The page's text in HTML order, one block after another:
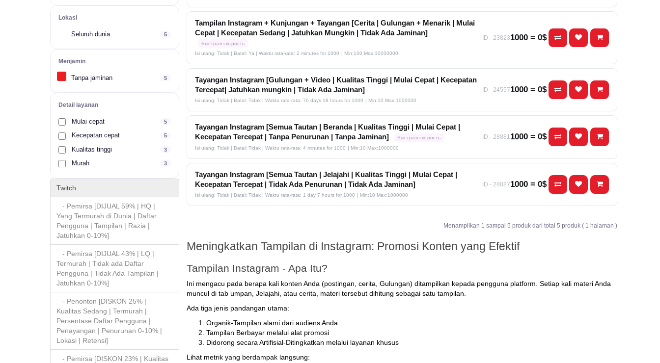
Lokasi
Seluruh dunia 5
Menjamin
Tanpa jaminan 5
Detail layanan
Mulai cepat 5
Kecepatan cepat 5
Kualitas tinggi 3
Murah 3
Twitch
- Pemirsa [DIJUAL 59% | HQ |
Yang Termurah di Dunia | Daftar
Pengguna | Tampilan | Razia |
Jatuhkan 0-10%]
- Pemirsa [DIJUAL 43% | LQ |
Termurah | Tidak ada Daftar
Pengguna | Tidak Ada Tampilan |
Jatuhkan 0-10%]
- Penonton [DISKON 25% |
Kualitas Sedang | Termurah |
Persentase Daftar Pengguna |
Penayangan | Penurunan 0-10% |
Lokasi | Retensi]
- Pemirsa [DISKON 23% | Kualitas
Tampilan Instagram + Kunjungan + Tayangan [Cerita | Gulungan + Menarik | Mulai
Cepat | Kecepatan Sedang | Jatuhkan Mungkin | Tidak Ada Jaminan]
Быстрая скорость
Isi ulang: Tidak | Batal: Ya | Waktu rata-rata: 2 minutes for 1000 | Min:100 Max:10000000
ID - 238231000 = 0$
Tayangan Instagram [Gulungan + Video | Kualitas Tinggi | Mulai Cepat | Kecepatan
Tercepat| Jatuhkan mungkin | Tidak Ada Jaminan]
Isi ulang: Tidak | Batal: Tidak | Waktu rata-rata: 76 days 18 hours for 1000 | Min:10 Max:1000000
ID - 245571000 = 0$
Tayangan Instagram [Semua Tautan | Beranda | Kualitas Tinggi | Mulai Cepat |
Kecepatan Tercepat | Tanpa Penurunan | Tanpa Jaminan]
Быстрая скорость
Isi ulang: Tidak | Batal: Tidak | Waktu rata-rata: 4 minutes for 1000 | Min:10 Max:1000000
ID - 288811000 = 0$
Tayangan Instagram [Semua Tautan | Jelajahi | Kualitas Tinggi | Mulai Cepat |
Kecepatan Tercepat | Tidak Ada Penurunan | Tidak Ada Jaminan]
Isi ulang: Tidak | Batal: Tidak | Waktu rata-rata: 1 day 7 hours for 1000 | Min:10 Max:1000000
ID - 288871000 = 0$
Menampilkan 1 sampai 5 produk dari total 5 produk ( 1 halaman )
Meningkatkan Tampilan di Instagram: Promosi Konten yang Efektif
Tampilan Instagram - Apa Itu?
Ini mengacu pada berapa kali konten Anda (postingan, cerita, Gulungan) ditampilkan kepada pengguna platform. Setiap kali materi Anda
muncul di tab umpan, Jelajahi, atau cerita, materi tersebut dihitung sebagai satu tampilan.
Ada tiga jenis pandangan utama:
Organik-Tampilan alami dari audiens Anda
Tampilan Berbayar melalui alat promosi
Didorong secara Artifisial-Ditingkatkan melalui layanan khusus
Lihat metrik yang berdampak langsung: